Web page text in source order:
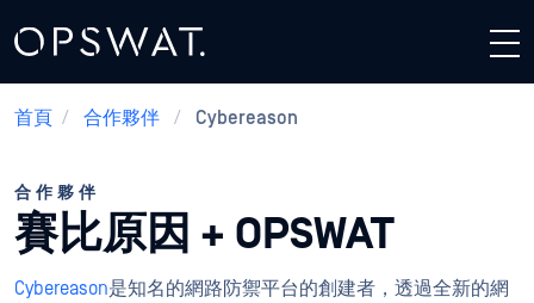
首頁 / 合作夥伴 / Cybereason
合作夥伴
賽比原因 + OPSWAT
Cybereason是知名的網路防禦平台的創建者，透過全新的網